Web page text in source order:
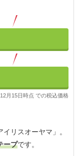
月15日時点 での税込価格
リスオーヤマ」。
ープです。